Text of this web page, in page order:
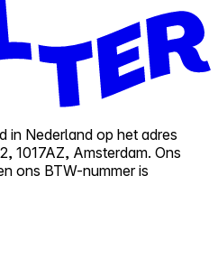
in Nederland op het adres
1017AZ, Amsterdam. Ons
ons BTW-nummer is